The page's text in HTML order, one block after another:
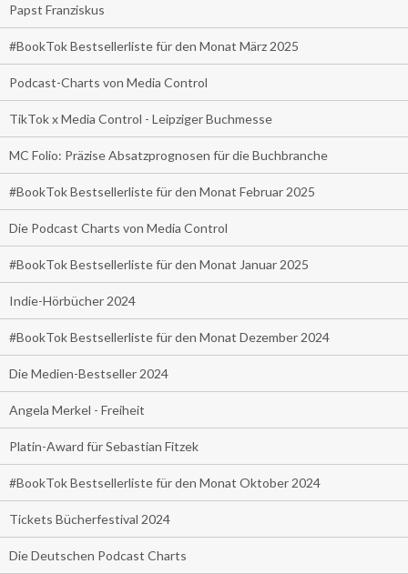
Papst Franziskus
#BookTok Bestsellerliste für den Monat März 2025
Podcast-Charts von Media Control
TikTok x Media Control - Leipziger Buchmesse
MC Folio: Präzise Absatzprognosen für die Buchbranche
#BookTok Bestsellerliste für den Monat Februar 2025
Die Podcast Charts von Media Control
#BookTok Bestsellerliste für den Monat Januar 2025
Indie-Hörbücher 2024
#BookTok Bestsellerliste für den Monat Dezember 2024
Die Medien-Bestseller 2024
Angela Merkel - Freiheit
Platin-Award für Sebastian Fitzek
#BookTok Bestsellerliste für den Monat Oktober 2024
Tickets Bücherfestival 2024
Die Deutschen Podcast Charts